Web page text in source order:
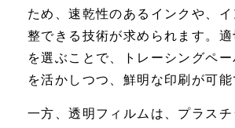
ため、速乾性のあるインクや、イ
整できる技術が求められます。
を選ぶことで、トレーシングペ
を活かしつつ、鮮明な印刷が可能
一方、透明フィルムは、プラス